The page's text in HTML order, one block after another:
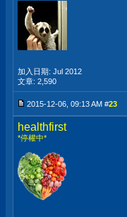
加入日期: Jul 2012
文章: 2,590
2015-12-06, 09:13 AM #23
healthfirst
*停權中*